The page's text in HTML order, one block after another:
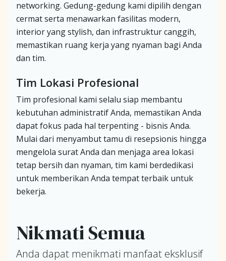
networking. Gedung-gedung kami dipilih dengan
cermat serta menawarkan fasilitas modern,
interior yang stylish, dan infrastruktur canggih,
memastikan ruang kerja yang nyaman bagi Anda
dan tim.
Tim Lokasi Profesional
Tim profesional kami selalu siap membantu
kebutuhan administratif Anda, memastikan Anda
dapat fokus pada hal terpenting - bisnis Anda.
Mulai dari menyambut tamu di resepsionis hingga
mengelola surat Anda dan menjaga area lokasi
tetap bersih dan nyaman, tim kami berdedikasi
untuk memberikan Anda tempat terbaik untuk
bekerja.
Nikmati Semua
Anda dapat menikmati manfaat eksklusif